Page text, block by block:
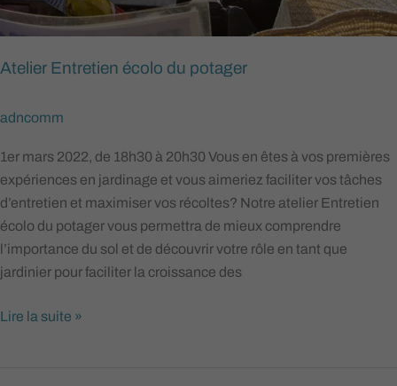
Atelier Entretien écolo du potager
adncomm
1er mars 2022, de 18h30 à 20h30 Vous en êtes à vos premières
expériences en jardinage et vous aimeriez faciliter vos tâches
d’entretien et maximiser vos récoltes? Notre atelier Entretien
écolo du potager vous permettra de mieux comprendre
l’importance du sol et de découvrir votre rôle en tant que
jardinier pour faciliter la croissance des
Lire la suite »